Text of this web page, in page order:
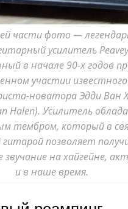
части фото —
усилитель
в начале 90-х годов
участии
новатора Эдди Ван
Halen). Усилитель
тембром, который в
позволяет
звучание на хайгейне,
и в наше время.